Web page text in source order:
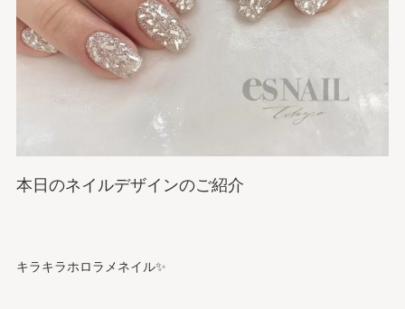
本日のネイルデザインのご紹介
キラキラホロラメネイル✨